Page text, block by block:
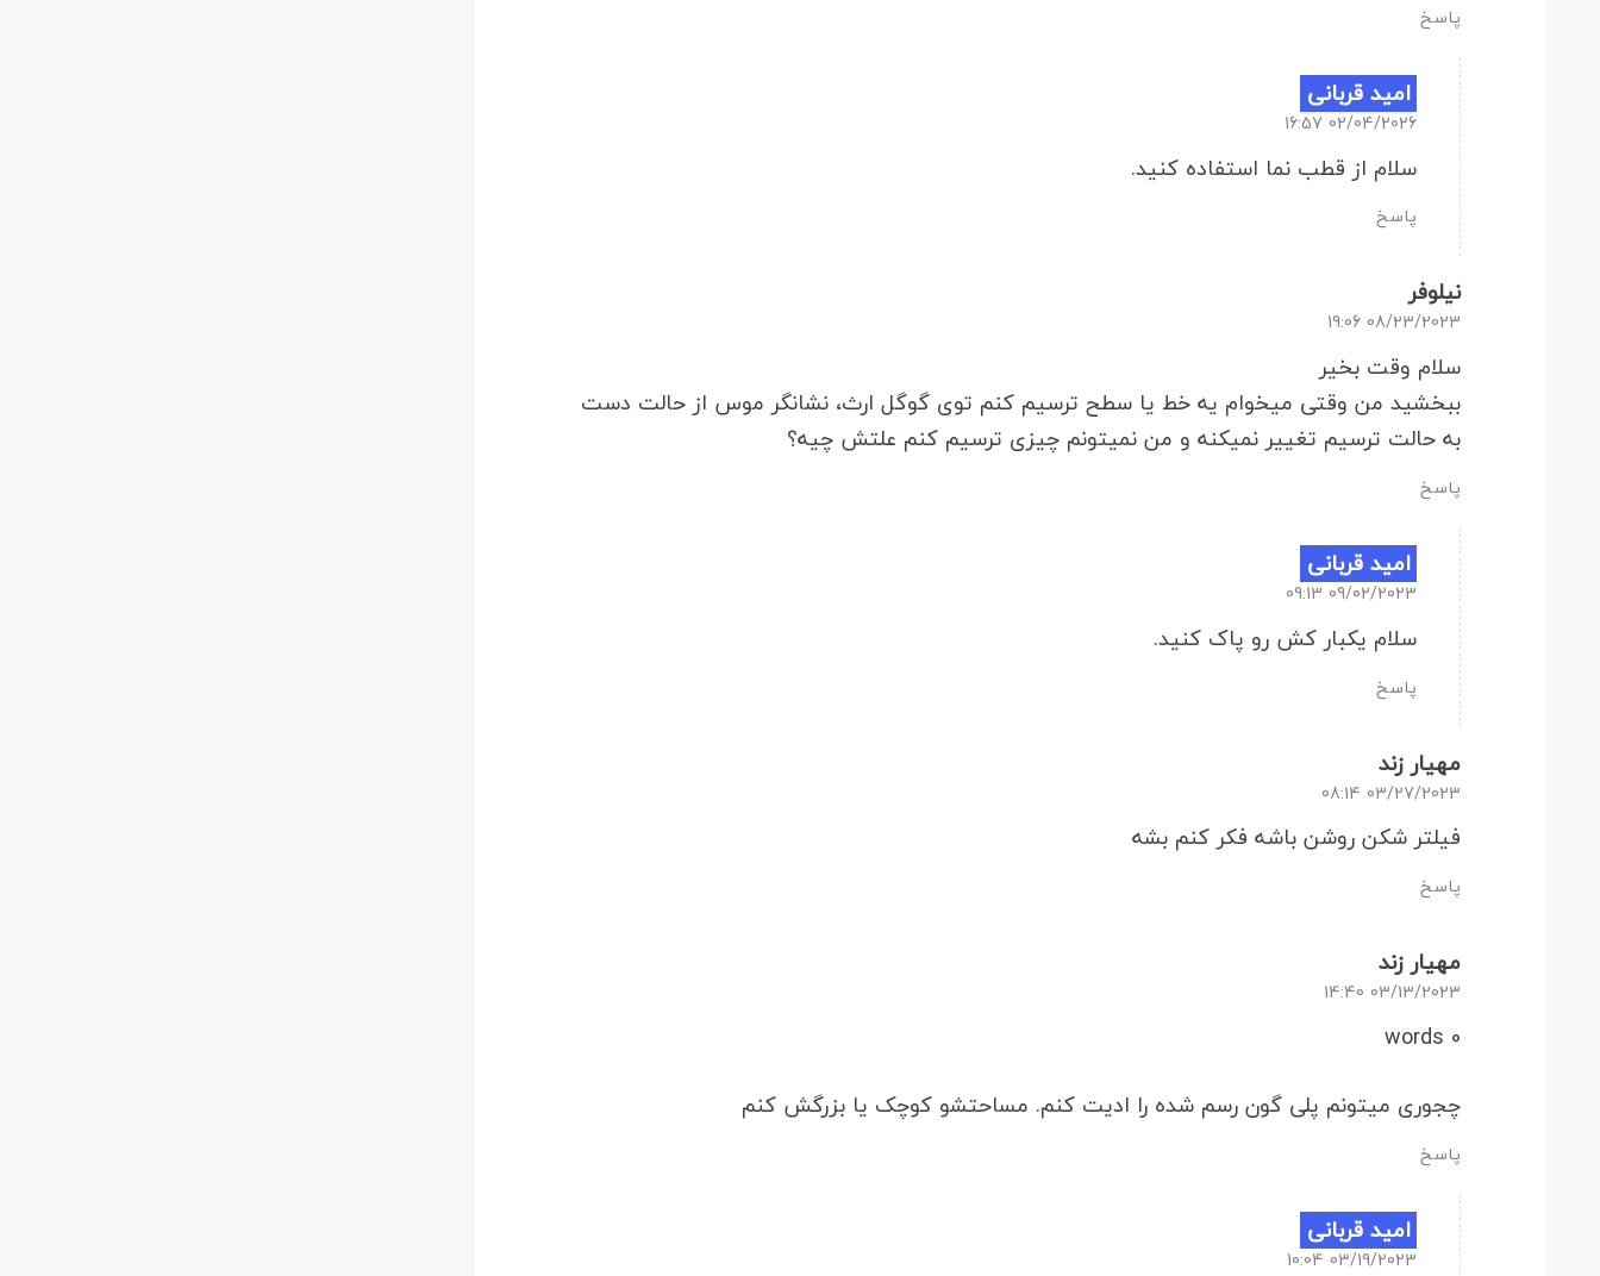
پاسخ
امید قربانی
02/04/2026 16:57
سلام از قطب نما استفاده کنید.
پاسخ
نیلوفر
08/23/2023 19:06
سلام وقت بخیر
ببخشید من وقتی میخوام یه خط یا سطح ترسیم کنم توی گوگل ارث، نشانگر موس از حالت دست
به حالت ترسیم تغییر نمیکنه و من نمیتونم چیزی ترسیم کنم علتش چیه؟
پاسخ
امید قربانی
09/02/2023 09:13
سلام یکبار کش رو پاک کنید.
پاسخ
مهیار زند
03/27/2023 08:14
فیلتر شکن روشن باشه فکر کنم بشه
پاسخ
مهیار زند
03/13/2023 14:40
0 words
چجوری میتونم پلی گون رسم شده را ادیت کنم. مساحتشو کوچک یا بزرگش کنم
پاسخ
امید قربانی
03/19/2023 10:04